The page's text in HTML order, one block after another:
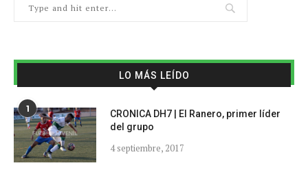
LO MÁS LEÍDO
1
CRONICA DH7 | El Ranero, primer líder
del grupo
4 septiembre, 2017